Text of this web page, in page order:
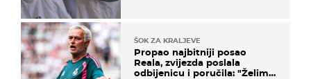
ŠOK ZA KRALJEVE
Propao najbitniji posao
Reala, zvijezda poslala
odbijenicu i poručila: "Želim